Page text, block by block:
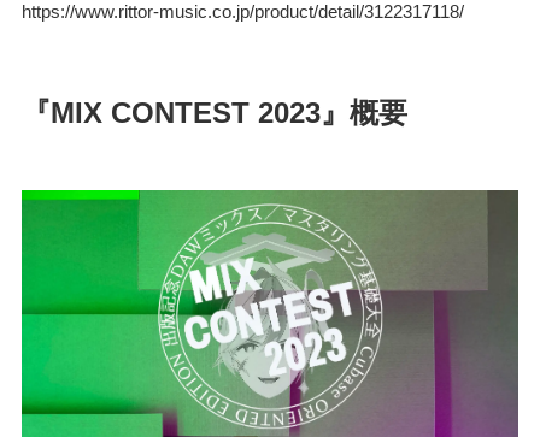
https://www.rittor-music.co.jp/product/detail/3122317118/
『MIX CONTEST 2023』概要